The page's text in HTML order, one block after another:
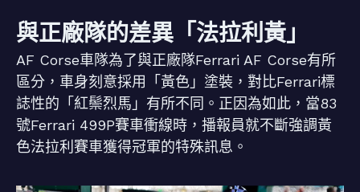
與正廠隊的差異「法拉利黃」
AF Corse車隊為了與正廠隊Ferrari AF Corse有所
區分，車身刻意採用「黃色」塗裝，對比Ferrari標
誌性的「紅鬃烈馬」有所不同。正因為如此，當83
號Ferrari 499P賽車衝線時，播報員就不斷強調黃
色法拉利賽車獲得冠軍的特殊訊息。